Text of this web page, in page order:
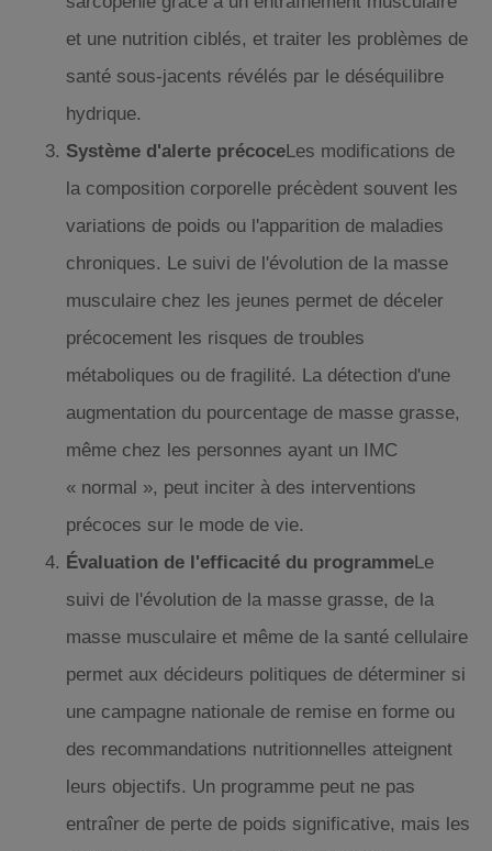
et une nutrition ciblés, et traiter les problèmes de
santé sous-jacents révélés par le déséquilibre
hydrique.
Système d'alerte précoceLes modifications de
la composition corporelle précèdent souvent les
variations de poids ou l'apparition de maladies
chroniques. Le suivi de l'évolution de la masse
musculaire chez les jeunes permet de déceler
précocement les risques de troubles
métaboliques ou de fragilité. La détection d'une
augmentation du pourcentage de masse grasse,
même chez les personnes ayant un IMC
« normal », peut inciter à des interventions
précoces sur le mode de vie.
Évaluation de l'efficacité du programmeLe
suivi de l'évolution de la masse grasse, de la
masse musculaire et même de la santé cellulaire
permet aux décideurs politiques de déterminer si
une campagne nationale de remise en forme ou
des recommandations nutritionnelles atteignent
leurs objectifs. Un programme peut ne pas
entraîner de perte de poids significative, mais les